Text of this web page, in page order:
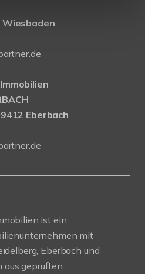
Eberbach
ist ein
mit
Eberbach und
aus geprüften